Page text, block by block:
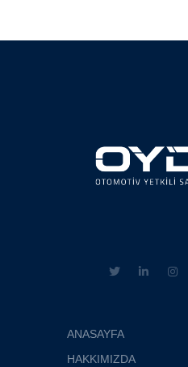
ANASAYFA
HAKKIMIZDA